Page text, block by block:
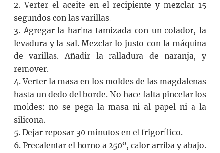
2. Verter el aceite en el recipiente y mezclar 15
segundos con las varillas.
3. Agregar la harina tamizada con un colador, la
levadura y la sal. Mezclar lo justo con la máquina
de varillas. Añadir la ralladura de naranja, y
remover.
4. Verter la masa en los moldes de las magdalenas
hasta un dedo del borde. No hace falta pincelar los
moldes: no se pega la masa ni al papel ni a la
silicona.
5. Dejar reposar 30 minutos en el frigorífico.
6. Precalentar el horno a 250º, calor arriba y abajo.